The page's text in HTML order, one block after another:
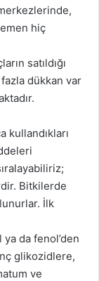
hiç
satıldığı
fazla dükkan var
kullandıkları
Bitkilerde
İlk
da fenol’den
glikozidlere,
ve